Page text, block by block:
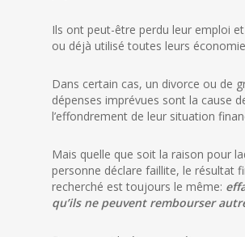
Ils ont peut-être perdu leur emploi et
ou déjà utilisé toutes leurs
Dans certain cas, un divorce ou de
dépenses imprévues sont la cause
l’effondrement de leur situation
Mais quelle que soit la raison pour
personne déclare faillite, le résultat
recherché est toujours le même:
qu’ils ne peuvent rembourser